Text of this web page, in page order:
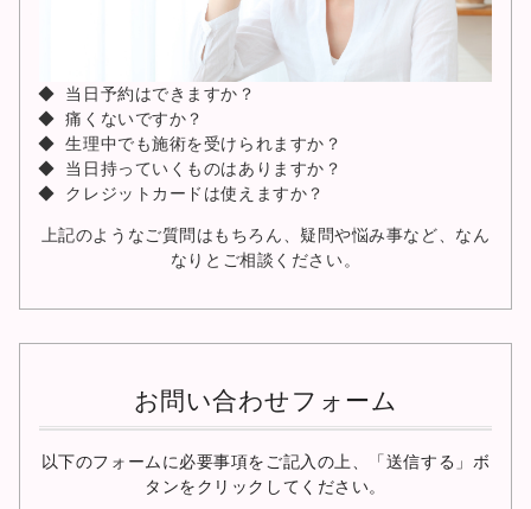
当日予約はできますか？
痛くないですか？
生理中でも施術を受けられますか？
当日持っていくものはありますか？
クレジットカードは使えますか？
上記のようなご質問はもちろん、疑問や悩み事など、なん
なりとご相談ください。
お問い合わせフォーム
以下のフォームに必要事項をご記入の上、「送信する」ボ
タンをクリックしてください。